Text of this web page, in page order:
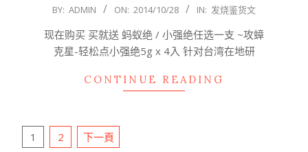
2014-
28
BY: ADMIN ON: 2014/10/28 IN: 发烧鉴货文
现在购买 买就送 蚂蚁绝 / 小强绝任选一支 ~攻蟑
克星-轻松点小强绝5g x 4入 针对台湾在地研
CONTINUE READING
文1 2 下一頁